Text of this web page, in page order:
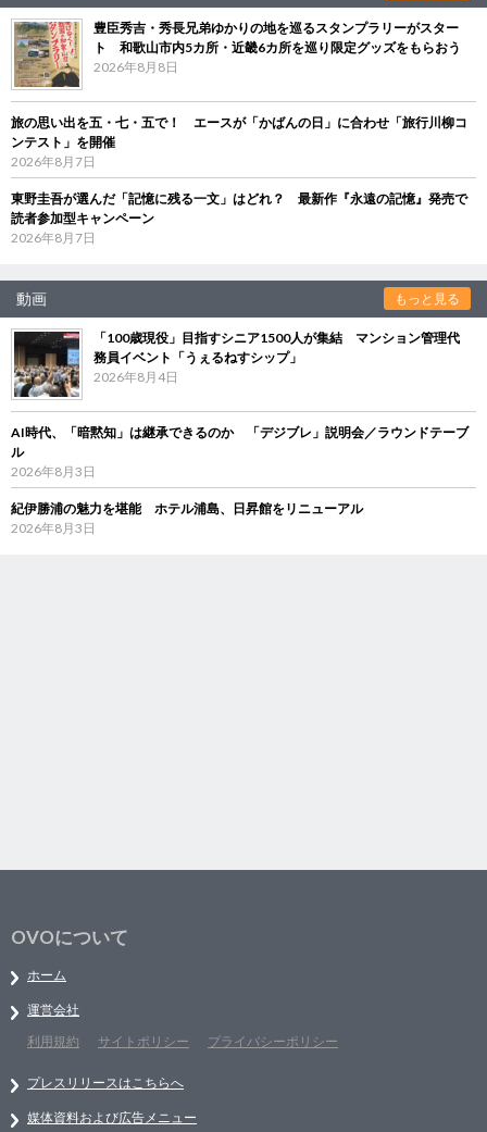
豊臣秀吉・秀長兄弟ゆかりの地を巡るスタンプラリーがスター
ト 和歌山市内5カ所・近畿6カ所を巡り限定グッズをもらおう
2026年8月8日
旅の思い出を五・七・五で！ エースが「かばんの日」に合わせ「旅行川柳コ
ンテスト」を開催
2026年8月7日
東野圭吾が選んだ「記憶に残る一文」はどれ？ 最新作『永遠の記憶』発売で
読者参加型キャンペーン
2026年8月7日
動画 もっと見る
「100歳現役」目指すシニア1500人が集結 マンション管理代
務員イベント「うぇるねすシップ」
2026年8月4日
AI時代、「暗黙知」は継承できるのか 「デジブレ」説明会／ラウンドテーブ
ル
2026年8月3日
紀伊勝浦の魅力を堪能 ホテル浦島、日昇館をリニューアル
2026年8月3日
OVOについて
ホーム
運営会社
利用規約
サイトポリシー プライバシーポリシー
プレスリリースはこちらへ
媒体資料および広告メニュー